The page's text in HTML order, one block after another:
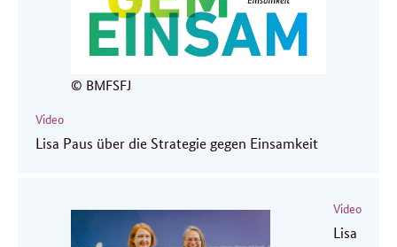
© BMFSFJ
Video
Lisa Paus über die Strategie gegen Einsamkeit
Video
Lisa